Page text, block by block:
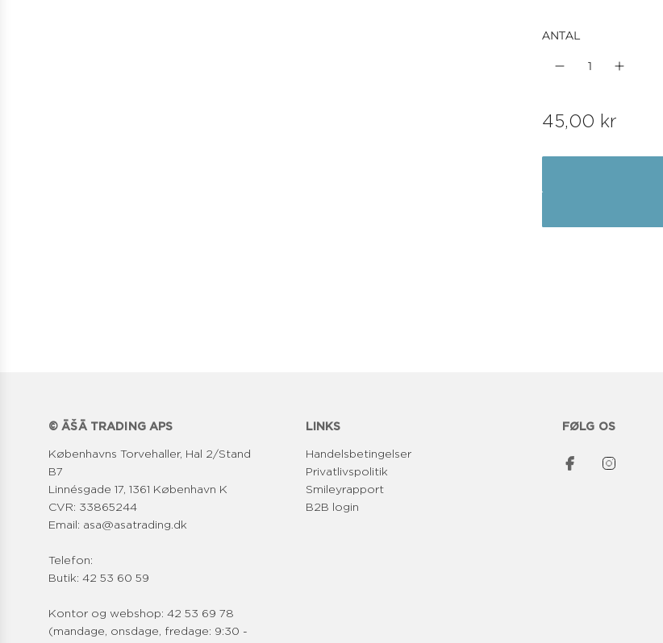
ANTAL
N
45,00 kr
© ĀŠĀ TRADING APS
Københavns Torvehaller, Hal 2/Stand
B7
Linnésgade 17, 1361 København K
CVR: 33865244
Email: asa@asatrading.dk
Telefon:
Butik: 42 53 60 59
Kontor og webshop: 42 53 69 78
(mandage, onsdage, fredage: 9:30 -
LINKS
Handelsbetingelser
Privatlivspolitik
Smileyrapport
B2B login
FØLG OS